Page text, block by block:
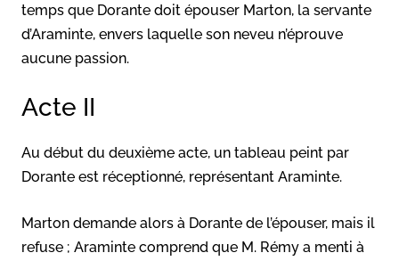
temps que Dorante doit épouser Marton, la servante
d’Araminte, envers laquelle son neveu n’éprouve
aucune passion.
Acte II
Au début du deuxième acte, un tableau peint par
Dorante est réceptionné, représentant Araminte.
Marton demande alors à Dorante de l’épouser, mais il
refuse ; Araminte comprend que M. Rémy a menti à